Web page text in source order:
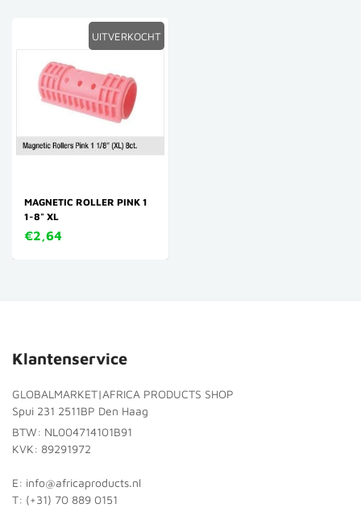
UITVERKOCHT
MAGNETIC ROLLER PINK 1
1-8" XL
€2,64
Klantenservice
GLOBALMARKET|AFRICA PRODUCTS SHOP
Spui 231 2511BP Den Haag
BTW: NL004714101B91
KVK: 89291972
E: info@africaproducts.nl
T: (+31) 70 889 0151